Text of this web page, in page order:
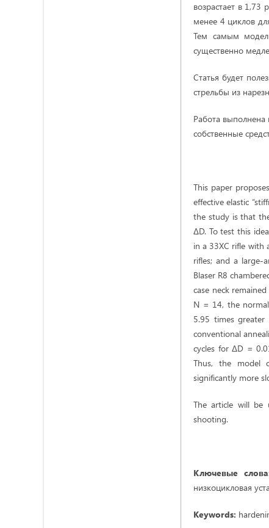
возрастает в
менее 4 циклов
Тем самым
существенно
Статья будет
стрельбы из
Работа выполнена
собственные
This paper
effective elastic
the study is that
ΔD. To test this
in a 33XC rifle with
rifles; and a
Blaser R8
case neck
N = 14, the
5.95 times
conventional
cycles for ΔD =
Thus, the model
significantly more
The article will be
shooting.
Ключевые
низкоцикловая
Keywords: